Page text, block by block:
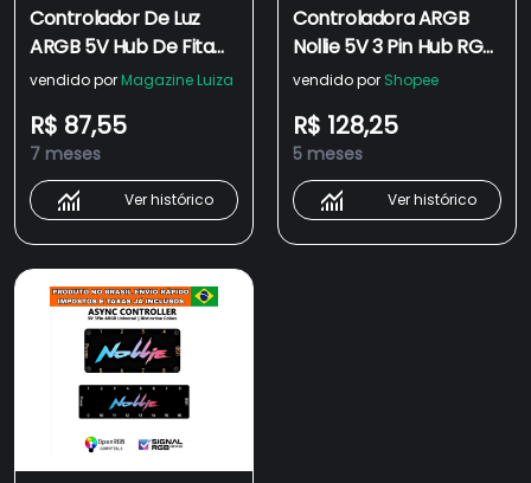
Controlador De Luz
ARGB 5V Hub De Fita
De Luz Software De
Nollie RGB Suporte
vendido por Magazine Luiza
R$ 87,55
7 meses
Ver histórico
Controladora ARGB
Nollie 5V 3 Pin Hub RGB
8 Portas SignalRGB
vendido por Shopee
R$ 128,25
5 meses
Ver histórico